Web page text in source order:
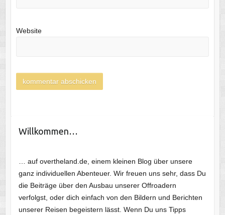
Website
Willkommen…
… auf overtheland.de, einem kleinen Blog über unsere
ganz individuellen Abenteuer. Wir freuen uns sehr, dass Du
die Beiträge über den Ausbau unserer Offroadern
verfolgst, oder dich einfach von den Bildern und Berichten
unserer Reisen begeistern lässt. Wenn Du uns Tipps